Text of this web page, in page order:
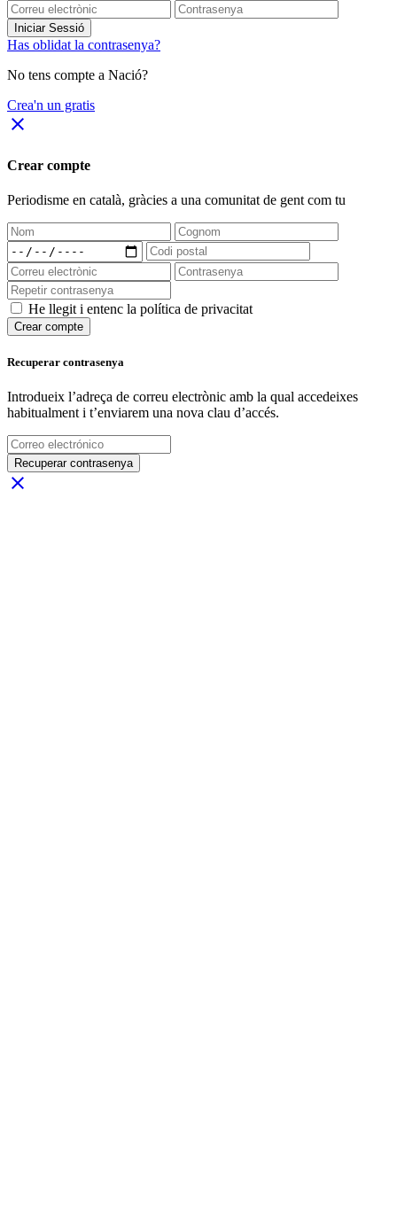
Iniciar Sessió
Has oblidat la contrasenya?
No tens compte a Nació?
Crea'n un gratis
close
Crear compte
Periodisme en català, gràcies a una comunitat de gent com tu
He llegit i entenc la política de privacitat
Crear compte
Recuperar contrasenya
Introdueix l’adreça de correu electrònic amb la qual accedeixes
habitualment i t’enviarem una nova clau d’accés.
Recuperar contrasenya
close